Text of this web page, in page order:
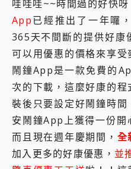
飛利浦 JS7310 ⚡【電急便｜行動儲能救車電源】 可靠的旅行夥伴！帶給您優異的安全性與強大供電效能
是螢幕也是電視! 一機超多用途「MSI微星 Modern MD272UPSW 27型」 4K IPS 輕薄商用智慧聯網螢幕 開箱 評測
您的專屬AI 助
realme 14 Pro 超硬軍規、冰感變色實測，realme 14 5G 遊戲戰鬥值爆表，效能x娛樂全都要！
iPhone、Apple Watch、AirPods耳機 三
哇哇哇~~時間過的好快
App已經推出了一年囉
365天不間斷的提供好康
可以用優惠的價格來享
鬧鐘App是一款免費的
次的下載，這麼好康的
裝後只要設定好鬧鐘時
安鬧鐘App上獲得一份開
而且現在週年慶期間， 全
加入更多的好康優惠， 並